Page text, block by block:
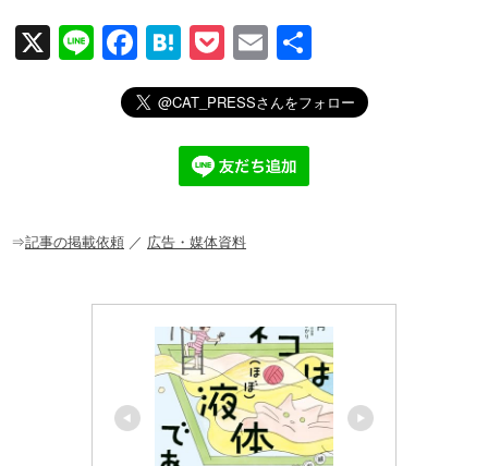
X
Li
F
a
c
o
H
at
e
n
a
P
o
ck
et
E
m
ail
有
⇒記事の掲載依頼 ／ 広告・媒体資料